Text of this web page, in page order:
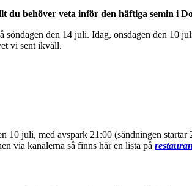
du behöver veta inför den häftiga semin i
den 14 juli. Idag, onsdagen den 10
vi sent ikväll.
juli, med avspark 21:00 (sändningen startar
via kanalerna så finns här en lista på